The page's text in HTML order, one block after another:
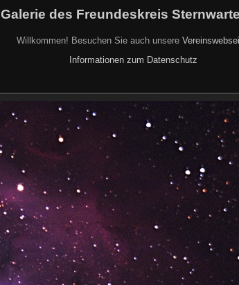
Galerie des Freundeskreis
Willkommen! Besuchen Sie auch unsere
Informationen zum Datenschutz